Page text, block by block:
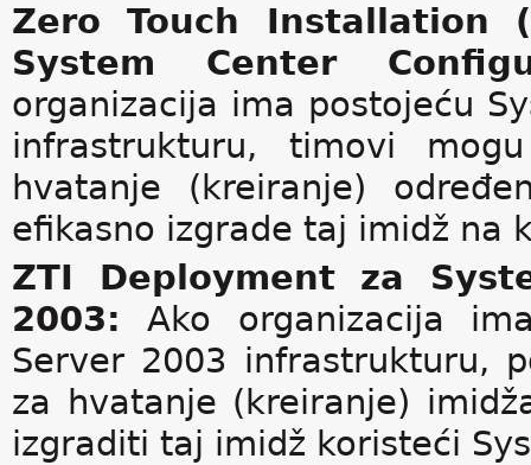
Zero Touch Installation
System Center
organizacija ima postojeću
infrastrukturu, timovi
hvatanje (kreiranje)
efikasno izgrade taj imidž na
ZTI Deployment za
2003: Ako organizacija
Server 2003 infrastrukturu,
za hvatanje (kreiranje)
izgraditi taj imidž koristeći